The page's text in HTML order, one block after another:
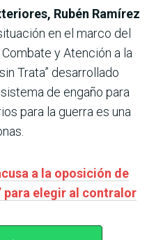
Rubén Ramírez
en el marco del
y Atención a la
Trata” desarrollado
de engaño para
para la guerra es una
a la oposición de
para elegir al contralor